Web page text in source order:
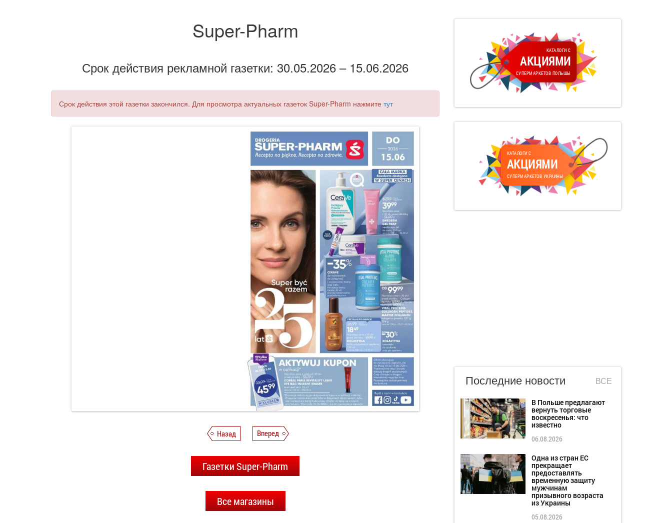
Super-Pharm
Срок действия рекламной газетки: 30.05.2026 – 15.06.2026
Срок действия этой газетки закончился. Для просмотра актуальных газеток Super-Pharm нажмите тут
Назад Вперед
Газетки Super-Pharm
Все магазины
КАТАЛОГИ С
АКЦИЯМИ
СУПЕРМАРКЕТОВ ПОЛЬШЫ
КАТАЛОГИ С
АКЦИЯМИ
СУПЕРМАРКЕТОВ УКРАИНЫ
Последние новости ВСЕ
В Польше предлагают
вернуть торговые
воскресенья: что
известно
06.08.2026
Одна из стран ЕС
прекращает
предоставлять
временную защиту
мужчинам
призывного возраста
из Украины
05.08.2026